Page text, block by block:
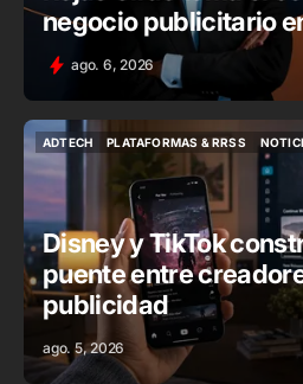
negocio publicitario
ago. 6, 2026
ADTECH
PLATAFORMAS & RRSS
PLATAFORMAS & RRSS
Disney y TikTok
puente entre
publicidad
ago. 5, 2026